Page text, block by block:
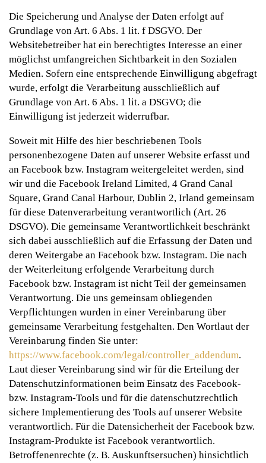
Die Speicherung und Analyse der Daten erfolgt auf
Grundlage von Art. 6 Abs. 1 lit. f DSGVO. Der
Websitebetreiber hat ein berechtigtes Interesse an einer
möglichst umfangreichen Sichtbarkeit in den Sozialen
Medien. Sofern eine entsprechende Einwilligung abgefragt
wurde, erfolgt die Verarbeitung ausschließlich auf
Grundlage von Art. 6 Abs. 1 lit. a DSGVO; die
Einwilligung ist jederzeit widerrufbar.
Soweit mit Hilfe des hier beschriebenen Tools
personenbezogene Daten auf unserer Website erfasst und
an Facebook bzw. Instagram weitergeleitet werden, sind
wir und die Facebook Ireland Limited, 4 Grand Canal
Square, Grand Canal Harbour, Dublin 2, Irland gemeinsam
für diese Datenverarbeitung verantwortlich (Art. 26
DSGVO). Die gemeinsame Verantwortlichkeit beschränkt
sich dabei ausschließlich auf die Erfassung der Daten und
deren Weitergabe an Facebook bzw. Instagram. Die nach
der Weiterleitung erfolgende Verarbeitung durch
Facebook bzw. Instagram ist nicht Teil der gemeinsamen
Verantwortung. Die uns gemeinsam obliegenden
Verpflichtungen wurden in einer Vereinbarung über
gemeinsame Verarbeitung festgehalten. Den Wortlaut der
Vereinbarung finden Sie unter:
https://www.facebook.com/legal/controller_addendum.
Laut dieser Vereinbarung sind wir für die Erteilung der
Datenschutzinformationen beim Einsatz des Facebook-
bzw. Instagram-Tools und für die datenschutzrechtlich
sichere Implementierung des Tools auf unserer Website
verantwortlich. Für die Datensicherheit der Facebook bzw.
Instagram-Produkte ist Facebook verantwortlich.
Betroffenenrechte (z. B. Auskunftsersuchen) hinsichtlich